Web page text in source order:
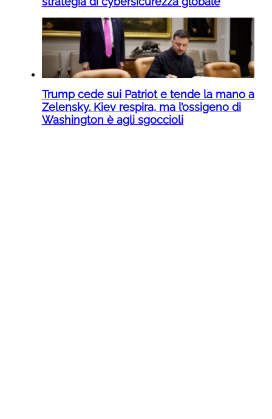
Trump cede sui Patriot e tende la mano a
Zelensky. Kiev respira, ma l’ossigeno di
Washington è agli sgoccioli